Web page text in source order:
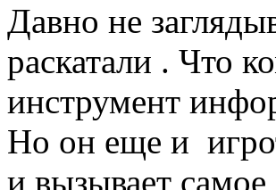
Давно не
раскатали . Что
инструмент
Но он еще и
и вызывает